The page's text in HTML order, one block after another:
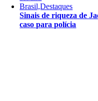
Brasil,Destaques
Sinais de riqueza de
caso para polícia